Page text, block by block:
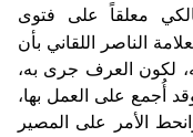
معلقاً على فتوى
الناصر اللقاني بأن
لكون العرف جرى به،
أُجمع على العمل بها،
الأمر على المصير